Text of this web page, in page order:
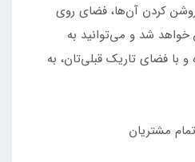
روشن کردن آن‌‌ها، فضای روی
خواهد شد و می‌توانید به
فضای تاریک قبلی‌تان، به
مشتریان